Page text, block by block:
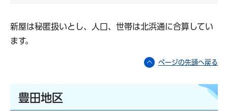
新屋は秘匿扱いとし、人口、世帯は北浜通に合算してい
ます。
ページの先頭へ戻る
豊田地区